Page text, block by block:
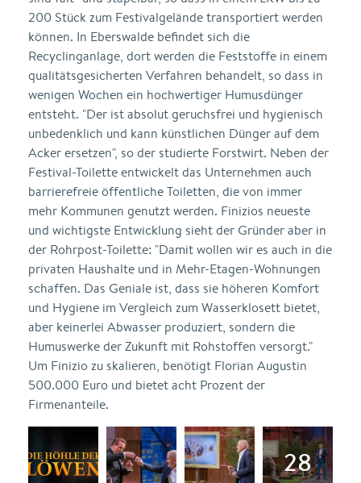
200 Stück zum Festivalgelände transportiert werden
können. In Eberswalde befindet sich die
Recyclinganlage, dort werden die Feststoffe in einem
qualitätsgesicherten Verfahren behandelt, so dass in
wenigen Wochen ein hochwertiger Humusdünger
entsteht. "Der ist absolut geruchsfrei und hygienisch
unbedenklich und kann künstlichen Dünger auf dem
Acker ersetzen", so der studierte Forstwirt. Neben der
Festival-Toilette entwickelt das Unternehmen auch
barrierefreie öffentliche Toiletten, die von immer
mehr Kommunen genutzt werden. Finizios neueste
und wichtigste Entwicklung sieht der Gründer aber in
der Rohrpost-Toilette: "Damit wollen wir es auch in die
privaten Haushalte und in Mehr-Etagen-Wohnungen
schaffen. Das Geniale ist, dass sie höheren Komfort
und Hygiene im Vergleich zum Wasserklosett bietet,
aber keinerlei Abwasser produziert, sondern die
Humuswerke der Zukunft mit Rohstoffen versorgt."
Um Finizio zu skalieren, benötigt Florian Augustin
500.000 Euro und bietet acht Prozent der
Firmenanteile.